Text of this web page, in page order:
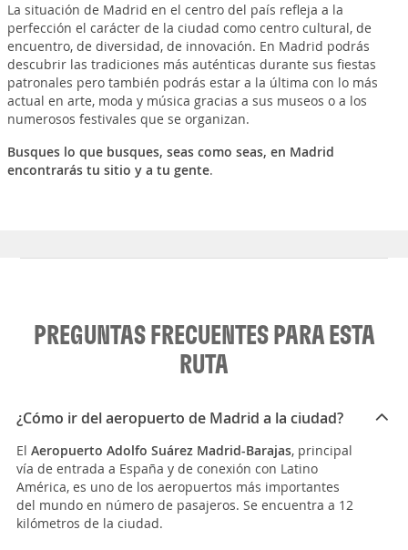
La situación de Madrid en el centro del país refleja a la
perfección el carácter de la ciudad como centro cultural, de
encuentro, de diversidad, de innovación. En Madrid podrás
descubrir las tradiciones más auténticas durante sus fiestas
patronales pero también podrás estar a la última con lo más
actual en arte, moda y música gracias a sus museos o a los
numerosos festivales que se organizan.
Busques lo que busques, seas como seas, en Madrid
encontrarás tu sitio y a tu gente.
PREGUNTAS FRECUENTES PARA ESTA
RUTA
¿Cómo ir del aeropuerto de Madrid a la ciudad?
El Aeropuerto Adolfo Suárez Madrid-Barajas, principal
vía de entrada a España y de conexión con Latino
América, es uno de los aeropuertos más importantes
del mundo en número de pasajeros. Se encuentra a 12
kilómetros de la ciudad.